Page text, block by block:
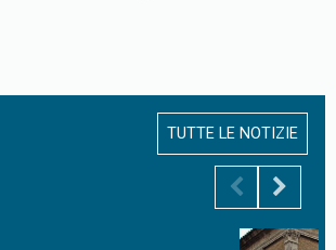
TUTTE LE NOTIZIE